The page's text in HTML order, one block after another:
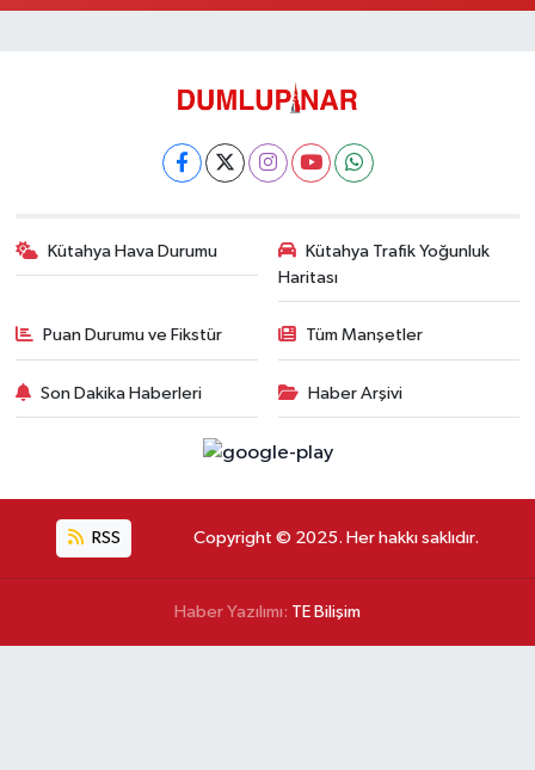
Kütahya Hava Durumu
Kütahya Trafik Yoğunluk
Haritası
Puan Durumu ve Fikstür Tüm Manşetler
Son Dakika Haberleri Haber Arşivi
RSS Copyright © 2025. Her hakkı saklıdır.
Haber Yazılımı: TE Bilişim